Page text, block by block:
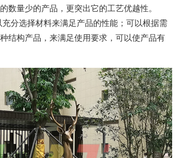
数量少的产品，更突出它的工艺优越性。
选择材料来满足产品的性能；可以根据需
结构产品，来满足使用要求，可以使产品有